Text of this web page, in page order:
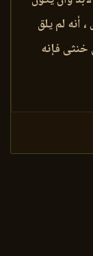
أنه لم يلق
خنثى فإنه